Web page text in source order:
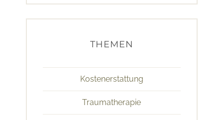
THEMEN
Kostenerstattung
Traumatherapie